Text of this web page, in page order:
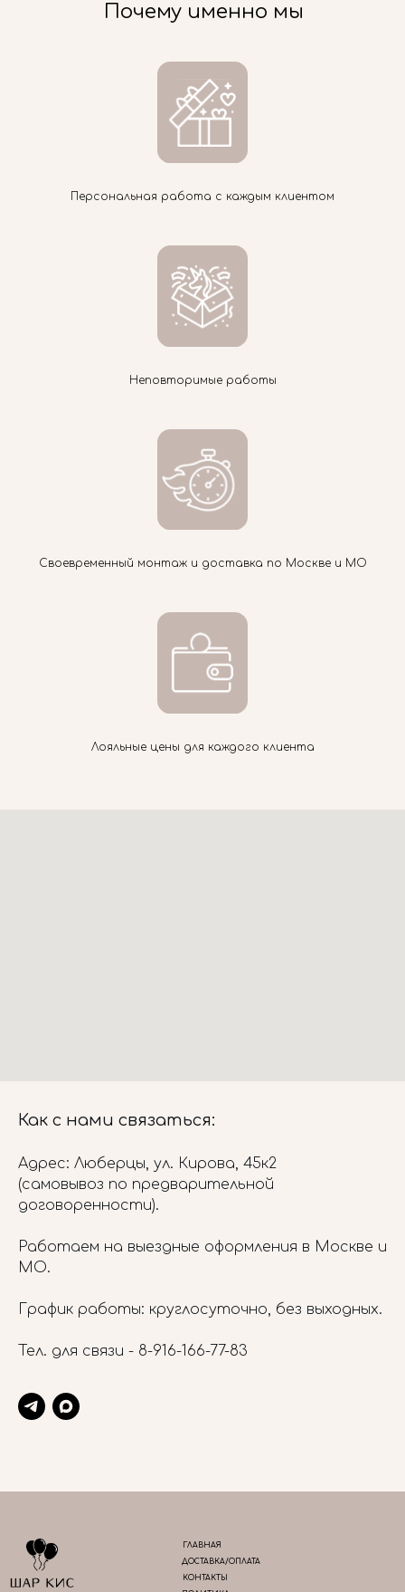
Почему именно мы
Персональная работа с каждым клиентом
Неповторимые работы
Своевременный монтаж и доставка по Москве и МО
Лояльные цены для каждого клиента
Как с нами связаться:
Адрес: Люберцы, ул. Кирова, 45к2
(самовывоз по предварительной
договоренности).
Работаем на выездные оформления в Москве и
МО.
График работы: круглосуточно, без выходных.
Тел. для связи - 8-916-166-77-83
ГЛАВНАЯ
ДОСТАВКА/ОПЛАТА
КОНТАКТЫ